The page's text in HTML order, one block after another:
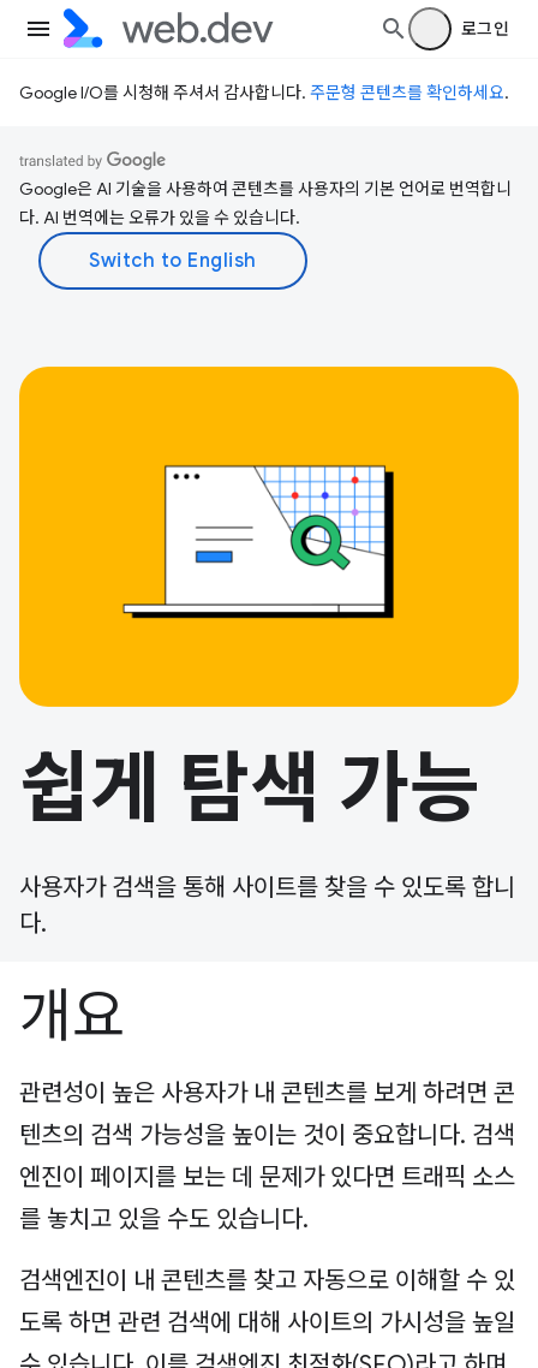
로그인
Google I/O를 시청해 주셔서 감사합니다. 주문형 콘텐츠를 확인하세요.
Google은 AI 기술을 사용하여 콘텐츠를 사용자의 기본 언어로 번역합니
다. AI 번역에는 오류가 있을 수 있습니다.
쉽게 탐색 가능
사용자가 검색을 통해 사이트를 찾을 수 있도록 합니
다.
개요
관련성이 높은 사용자가 내 콘텐츠를 보게 하려면 콘
텐츠의 검색 가능성을 높이는 것이 중요합니다. 검색
엔진이 페이지를 보는 데 문제가 있다면 트래픽 소스
를 놓치고 있을 수도 있습니다.
검색엔진이 내 콘텐츠를 찾고 자동으로 이해할 수 있
도록 하면 관련 검색에 대해 사이트의 가시성을 높일